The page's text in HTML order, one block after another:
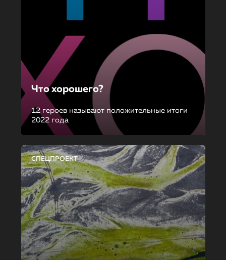
Что хорошего?
12 героев называют положительные итоги
2022 года
СПЕЦПРОЕКТ